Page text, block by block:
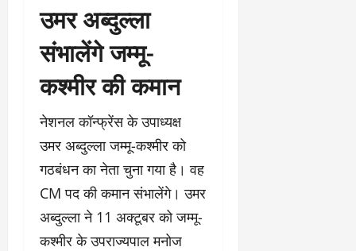
उमर अब्दुल्ला
संभालेंगे जम्मू-
कश्मीर की कमान
नेशनल कॉन्फ्रेंस के उपाध्यक्ष
उमर अब्दुल्ला जम्मू-कश्मीर को
गठबंधन का नेता चुना गया है। वह
CM पद की कमान संभालेंगे। उमर
अब्दुल्ला ने 11 अक्टूबर को जम्मू-
कश्मीर के उपराज्यपाल मनोज